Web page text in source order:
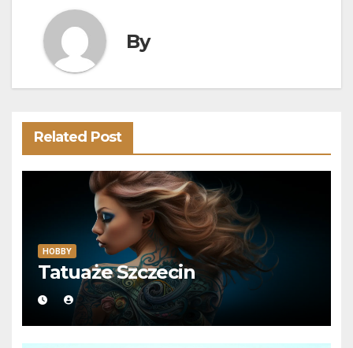
By
Related Post
HOBBY
Tatuaże Szczecin